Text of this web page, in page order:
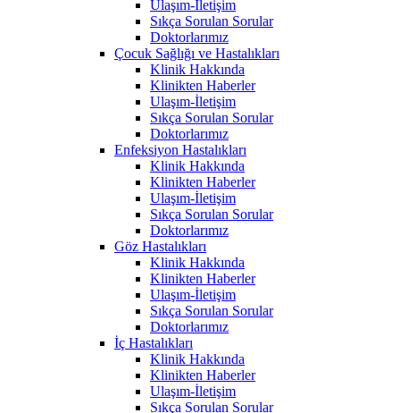
Ulaşım-İletişim
Sıkça Sorulan Sorular
Doktorlarımız
Çocuk Sağlığı ve Hastalıkları
Klinik Hakkında
Klinikten Haberler
Ulaşım-İletişim
Sıkça Sorulan Sorular
Doktorlarımız
Enfeksiyon Hastalıkları
Klinik Hakkında
Klinikten Haberler
Ulaşım-İletişim
Sıkça Sorulan Sorular
Doktorlarımız
Göz Hastalıkları
Klinik Hakkında
Klinikten Haberler
Ulaşım-İletişim
Sıkça Sorulan Sorular
Doktorlarımız
İç Hastalıkları
Klinik Hakkında
Klinikten Haberler
Ulaşım-İletişim
Sıkça Sorulan Sorular